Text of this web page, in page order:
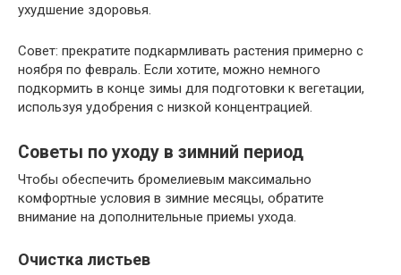
ухудшение здоровья.
Совет: прекратите подкармливать растения примерно с
ноября по февраль. Если хотите, можно немного
подкормить в конце зимы для подготовки к вегетации,
используя удобрения с низкой концентрацией.
Советы по уходу в зимний период
Чтобы обеспечить бромелиевым максимально
комфортные условия в зимние месяцы, обратите
внимание на дополнительные приемы ухода.
Очистка листьев